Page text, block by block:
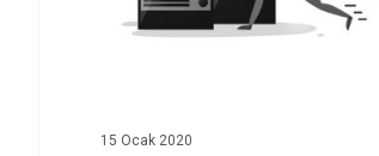
15 Ocak 2020